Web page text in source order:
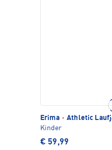
Erima · Athletic
Kinder
€ 59,99